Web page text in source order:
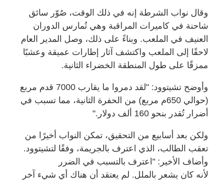
وقال نواب الشرطة إنه في ذلك الوقت، صُوّر سائق
شاحنة في كاميرات المراقبة وهي تُمارس الدوران
العنيف في الملعب. وبناءً على ذلك، وصل المدير العام
لاحقًا إلى الملعب واكتشف آثار إطارات عميقة وعشبًا
ممزقًا على طول المنطقة الخضراء الثانية.
وأوضح تشيتوود: "لقد دمروا ما يقارب 7000 قدم مربع
(حوالي 650م مربع) من الحفرة الثانية، مما تسبب في
أضرار تُقدر بنحو 160 ألف دولار
".
ولكن بعد أسابيع من التحقيق، تمكن النواب أخيرًا من
تعقب الطالب، الذي اعترف بالجريمة، وفقًا لتشيتوود.
وأضاف الأخير: "اعترف بالتسبب في الضرر
لأنه كان يشعر بالملل. لم يعتقد أن هناك أي شيء آخر